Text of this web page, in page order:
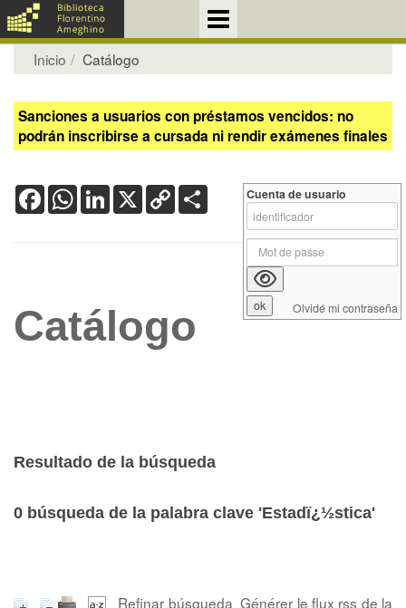
Inicio Catálogo
Sanciones a usuarios con préstamos vencidos: no
podrán inscribirse a cursada ni rendir exámenes finales
FacebookWhatsApp
LinkedIn
X Copy
Link
Catálogo
Resultado de la búsqueda
0 búsqueda de la palabra clave 'Estadï¿½stica'
Refinar búsqueda Générer le flux rss de la
Cuenta de usuario
Olvidé mi contraseña